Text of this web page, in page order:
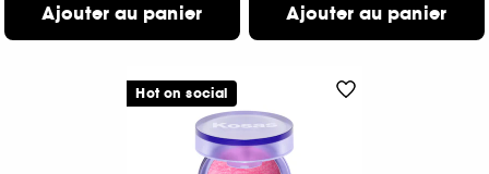
Ajouter au panier Ajouter au panier
Hot on social